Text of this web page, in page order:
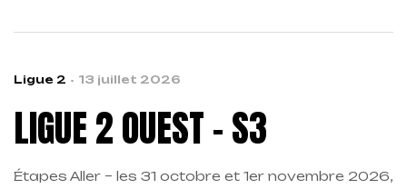
Ligue 2 13 juillet 2026
LIGUE 2 OUEST – S3
Étapes Aller – les 31 octobre et 1er novembre 2026,